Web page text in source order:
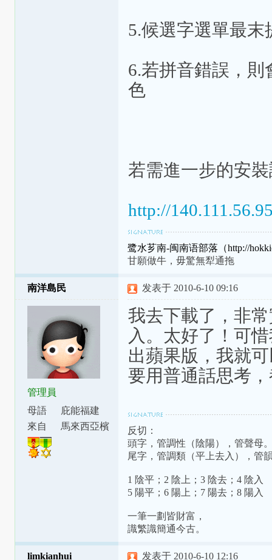
5.候選字選單最
6.若拼音錯誤，
色
若需進一步的安
http://
鹭水芗南-闽南语部落（http://
甘願做牛，毋驚無犁通拖
南洋島民
管理員
母語
庇能福建
話
來自
馬來西亞檳
发表于 2010-6-10 09:16
我去下載了，非
入。太好了！可
出蘋果版，我就
要用普通話思考
反切：
頭字，管調性（陰陽），管聲母
尾字，管調類（平上去入），管
1 陰平；2 陰上；3 陰去；4 陰入
5 陽平；6 陽上；7 陽去；8 陽入
一筆一劃皆財富，
識繁識簡通今古。
limkianhui 发表于 2010-6-10 12:16